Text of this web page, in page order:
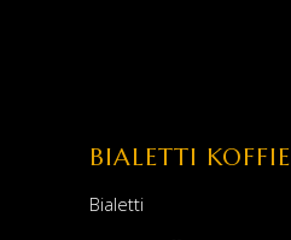
BIALETTI KOFFIE
Bialetti